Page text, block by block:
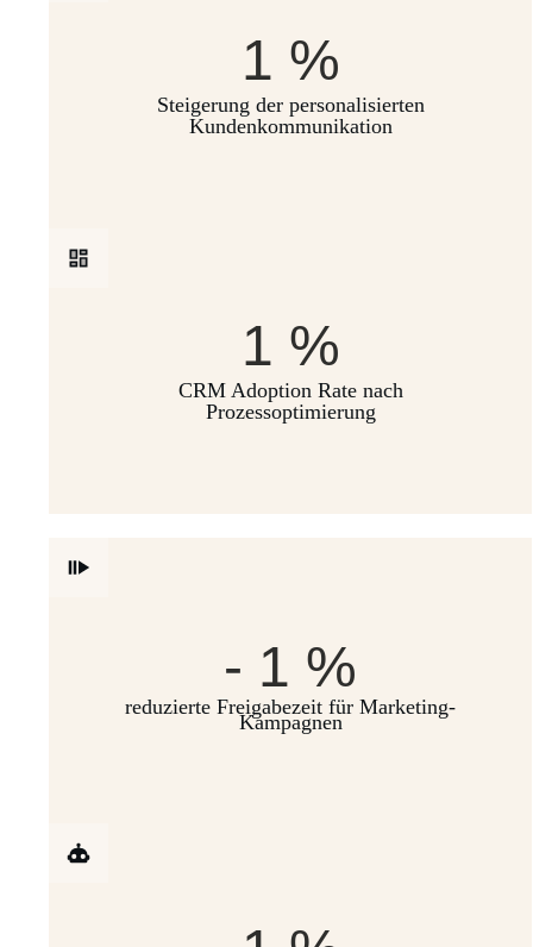
1 %
Steigerung der personalisierten
Kundenkommunikation
1 %
CRM Adoption Rate nach
Prozessoptimierung
- 1 %
reduzierte Freigabezeit für Marketing-
Kampagnen